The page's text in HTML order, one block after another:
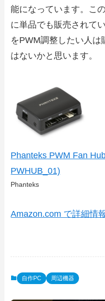
能になっています。こ
に単品でも販売されて
をPWM調整したい人
はないかと思います。
Phanteks PWM Fan
PWHUB_01)
Phanteks
Amazon.com で詳細情
自作PC 周辺機器